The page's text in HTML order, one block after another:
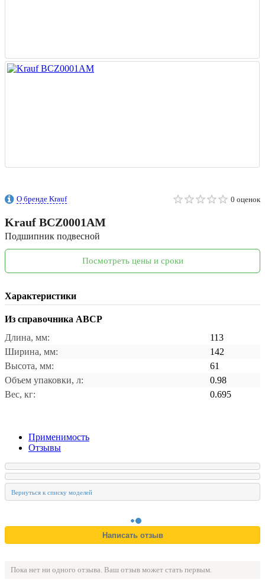
О бренде Krauf 0 оценок
Krauf BCZ0001AM
Подшипник подвесной
Посмотреть цены и сроки
Характеристики
Из справочника ABCP
Длина, мм:
113
Ширина, мм:
142
Высота, мм:
61
Объем упаковки, л:
0.98
Вес, кг:
0.695
Применимость
Отзывы
Пока нет ни одного отзыва. Ваш отзыв может стать первым.